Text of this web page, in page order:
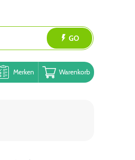
GO
Merken Warenkorb